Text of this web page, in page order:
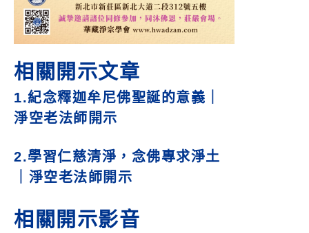
相關開示文章
1.紀念釋迦牟尼佛聖誕的意義｜
淨空老法師開示
2.學習仁慈清淨，念佛專求淨土
｜淨空老法師開示
相關開示影音